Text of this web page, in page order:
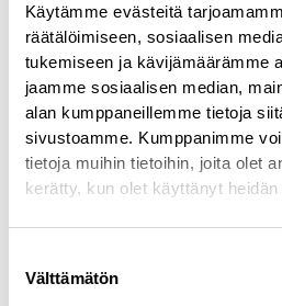
Käytämme evästeitä
räätälöimiseen, sosiaalisen
tukemiseen ja kävijämäärämme
jaamme sosiaalisen median,
alan kumppaneillemme tietoja
sivustoamme. Kumppanimme
tietoja muihin tietoihin, joita olet
kerätty, kun olet käyttänyt heidän
valinta
Välttämätön
PÄIVITETTY:
27.4.2023